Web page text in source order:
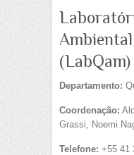
(LabQam)
Departamento:
Coordenação:
Grassi, Noemi
Telefone: +55 41